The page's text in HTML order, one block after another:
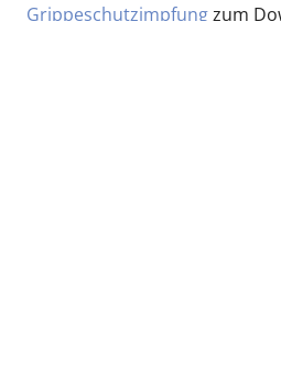
Grippeschutzimpfungzum